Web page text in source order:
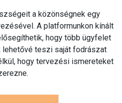
a közönségnek egy
A platformunkon kínált
hogy több ügyfelet
teszi saját fodrászat
hogy tervezési ismereteket